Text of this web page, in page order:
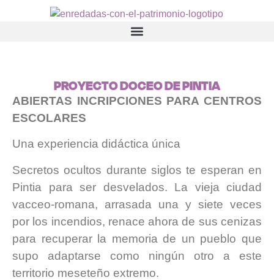
PROYECTO DOCEO DE PINTIA
ABIERTAS INCRIPCIONES PARA CENTROS
ESCOLARES
Una experiencia didáctica única
Secretos ocultos durante siglos te esperan en
Pintia para ser desvelados. La vieja ciudad
vacceo-romana, arrasada una y siete veces
por los incendios, renace ahora de sus cenizas
para recuperar la memoria de un pueblo que
supo adaptarse como ningún otro a este
territorio meseteño extremo.